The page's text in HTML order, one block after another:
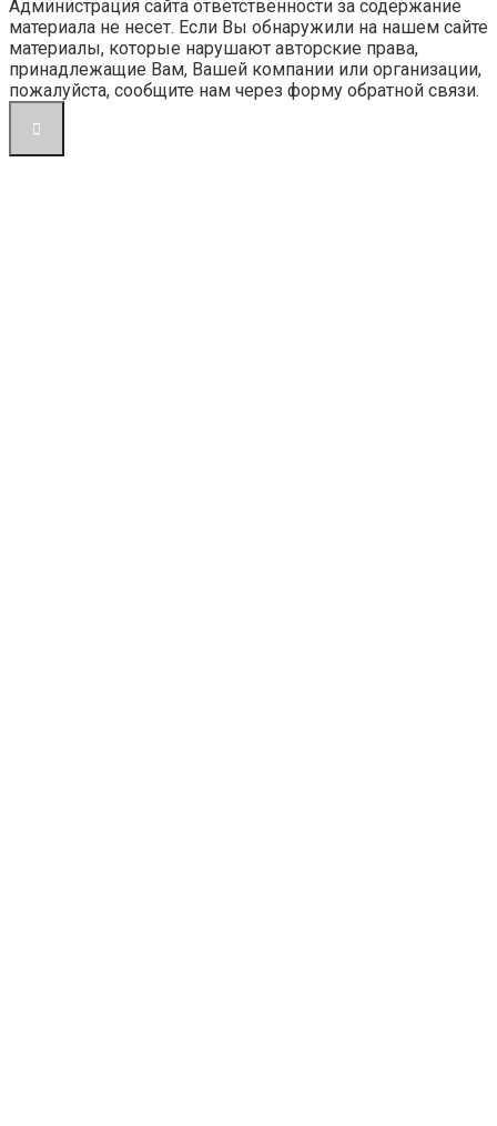
Администрация сайта ответственности за содержание
материала не несет. Если Вы обнаружили на нашем сайте
материалы, которые нарушают авторские права,
принадлежащие Вам, Вашей компании или организации,
пожалуйста, сообщите нам через форму обратной связи.